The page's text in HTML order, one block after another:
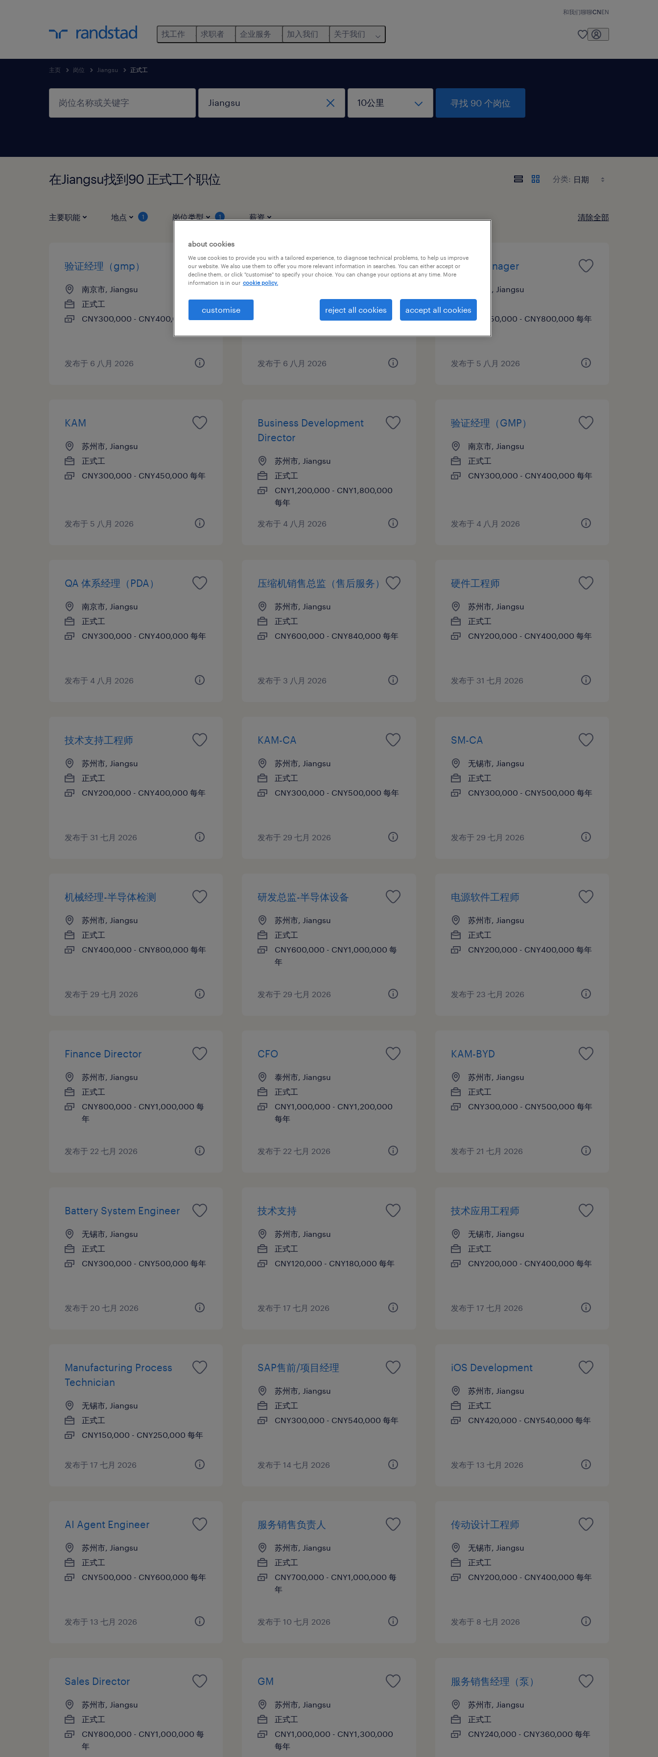
和我们聊聊CNEN
找工作 求职者 企业服务 加入我们 关于我们
主页 岗位 Jiangsu 正式工
寻找 90 个岗位
在Jiangsu找到90 正式工个职位 分类:
主要职能 地点 1 岗位类型 1 薪资 清除全部
验证经理（gmp）
南京市, Jiangsu
正式工
CNY300,000 - CNY400,000 每年
发布于 6 八月 2026
qa 体系经理（pda）
南京市, Jiangsu
CNY300,000 - CNY400,000 每年
发布于 6 八月 2026
Sales Manager
南通市, Jiangsu
正式工
CNY450,000 - CNY800,000 每年
发布于 5 八月 2026
KAM
苏州市, Jiangsu
正式工
CNY300,000 - CNY450,000 每年
发布于 5 八月 2026
Business Development
Director
苏州市, Jiangsu
正式工
CNY1,200,000 - CNY1,800,000
每年
发布于 4 八月 2026
验证经理（GMP）
南京市, Jiangsu
正式工
CNY300,000 - CNY400,000 每年
发布于 4 八月 2026
QA 体系经理（PDA）
南京市, Jiangsu
正式工
CNY300,000 - CNY400,000 每年
发布于 4 八月 2026
压缩机销售总监（售后服务）
苏州市, Jiangsu
正式工
CNY600,000 - CNY840,000 每年
发布于 3 八月 2026
硬件工程师
苏州市, Jiangsu
正式工
CNY200,000 - CNY400,000 每年
发布于 31 七月 2026
技术支持工程师
苏州市, Jiangsu
正式工
CNY200,000 - CNY400,000 每年
发布于 31 七月 2026
KAM-CA
苏州市, Jiangsu
正式工
CNY300,000 - CNY500,000 每年
发布于 29 七月 2026
SM-CA
无锡市, Jiangsu
正式工
CNY300,000 - CNY500,000 每年
发布于 29 七月 2026
机械经理-半导体检测
苏州市, Jiangsu
正式工
CNY400,000 - CNY800,000 每年
发布于 29 七月 2026
研发总监-半导体设备
苏州市, Jiangsu
正式工
CNY600,000 - CNY1,000,000 每
年
发布于 29 七月 2026
电源软件工程师
苏州市, Jiangsu
正式工
CNY200,000 - CNY400,000 每年
发布于 23 七月 2026
Finance Director
苏州市, Jiangsu
正式工
CNY800,000 - CNY1,000,000 每
年
发布于 22 七月 2026
CFO
泰州市, Jiangsu
正式工
CNY1,000,000 - CNY1,200,000
每年
发布于 22 七月 2026
KAM-BYD
苏州市, Jiangsu
正式工
CNY300,000 - CNY500,000 每年
发布于 21 七月 2026
Battery System Engineer
无锡市, Jiangsu
正式工
CNY300,000 - CNY500,000 每年
发布于 20 七月 2026
技术支持
苏州市, Jiangsu
正式工
CNY120,000 - CNY180,000 每年
发布于 17 七月 2026
技术应用工程师
无锡市, Jiangsu
正式工
CNY200,000 - CNY400,000 每年
发布于 17 七月 2026
Manufacturing Process
Technician
无锡市, Jiangsu
正式工
CNY150,000 - CNY250,000 每年
发布于 17 七月 2026
SAP售前/项目经理
苏州市, Jiangsu
正式工
CNY300,000 - CNY540,000 每年
发布于 14 七月 2026
iOS Development
苏州市, Jiangsu
正式工
CNY420,000 - CNY540,000 每年
发布于 13 七月 2026
AI Agent Engineer
苏州市, Jiangsu
正式工
CNY500,000 - CNY600,000 每年
发布于 13 七月 2026
服务销售负责人
苏州市, Jiangsu
正式工
CNY700,000 - CNY1,000,000 每
年
发布于 10 七月 2026
传动设计工程师
无锡市, Jiangsu
正式工
CNY200,000 - CNY400,000 每年
发布于 8 七月 2026
Sales Director
苏州市, Jiangsu
正式工
CNY800,000 - CNY1,000,000 每
年
GM
苏州市, Jiangsu
正式工
CNY1,000,000 - CNY1,300,000
每年
服务销售经理（泵）
苏州市, Jiangsu
正式工
CNY240,000 - CNY360,000 每年
about cookies
We use cookies to provide you with a tailored experience, to diagnose technical problems, to help us improve
our website. We also use them to offer you more relevant information in searches. You can either accept or
decline them, or click "customise" to specify your choice. You can change your options at any time. More
information is in our cookie policy.
customise reject all cookies accept all cookies